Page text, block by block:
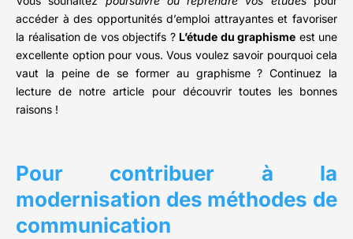
accéder à des opportunités d’emploi attrayantes et favoriser
la réalisation de vos objectifs ? L’étude du graphisme est une
excellente option pour vous. Vous voulez savoir pourquoi cela
vaut la peine de se former au graphisme ? Continuez la
lecture de notre article pour découvrir toutes les bonnes
raisons !
Pour contribuer à la
modernisation des méthodes de
communication